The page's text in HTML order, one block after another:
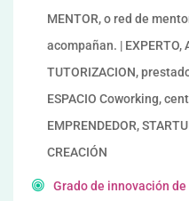
MENTOR, o red de
acompañan. | EXPERTO,
TUTORIZACION,
ESPACIO Coworking,
EMPRENDEDOR,
CREACIÓN
Grado de innovación